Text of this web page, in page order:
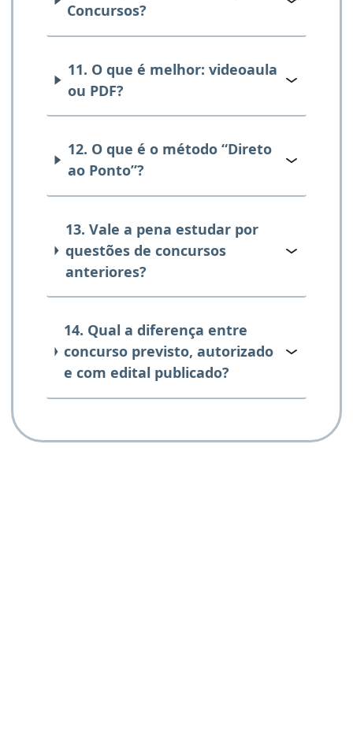
Concursos?
11. O que é melhor: videoaula
ou PDF?
12. O que é o método “Direto
ao Ponto”?
13. Vale a pena estudar por
questões de concursos
anteriores?
14. Qual a diferença entre
concurso previsto, autorizado
e com edital publicado?